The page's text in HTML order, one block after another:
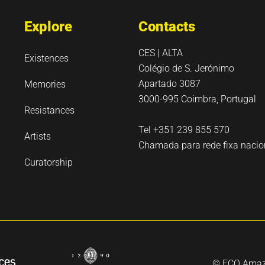
Explore
Existences
Memories
Resistances
Artists
Curatorship
Contacts
CES | ALTA
Colégio de S. Jerónimo
Apartado 3087
3000-995 Coimbra, Portugal
Tel +351 239 855 570
Chamada para rede fixa